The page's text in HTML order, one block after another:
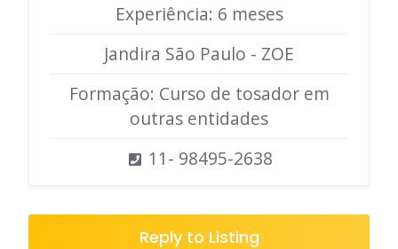
Experiência: 6 meses
Jandira São Paulo - ZOE
Formação: Curso de tosador em
outras entidades
11- 98495-2638
Reply to Listing